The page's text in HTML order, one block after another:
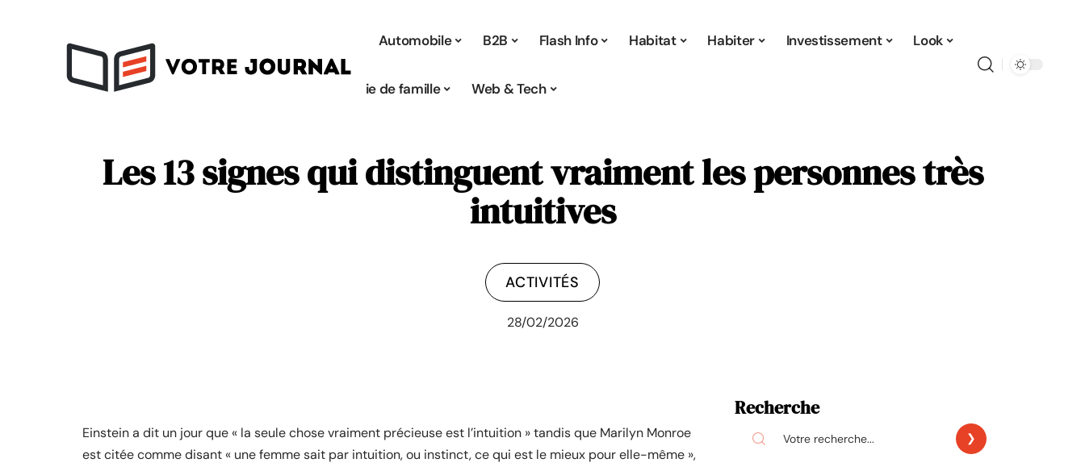
Automobile B2B Flash Info Habitat Habiter Investissement Look
Vie de famille Web & Tech
Les 13 signes qui distinguent vraiment les personnes très
intuitives
ACTIVITÉS
28/02/2026
Einstein a dit un jour que « la seule chose vraiment précieuse est l’intuition » tandis que Marilyn Monroe
est citée comme disant « une femme sait par intuition, ou instinct, ce qui est le mieux pour elle-même »,
Recherche